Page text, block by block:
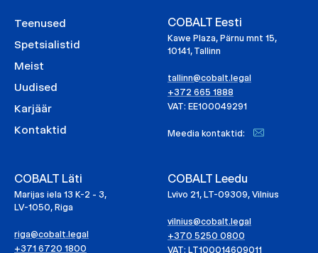
Teenused
Spetsialistid
Meist
Uudised
Karjäär
Kontaktid
COBALT Eesti
Kawe Plaza, Pärnu mnt 15,
10141, Tallinn
tallinn@cobalt.legal
+372 665 1888
VAT: EE100049291
Meedia kontaktid:
COBALT Läti
Marijas iela 13 K-2 - 3,
LV-1050, Riga
riga@cobalt.legal
+371 6720 1800
COBALT Leedu
Lvivo 21, LT-09309, Vilnius
vilnius@cobalt.legal
+370 5250 0800
VAT: LT100014609011